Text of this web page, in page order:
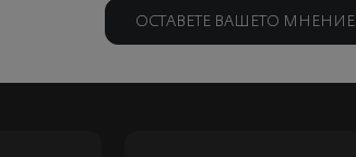
ОСТАВЕТЕ ВАШЕТО МНЕНИЕ